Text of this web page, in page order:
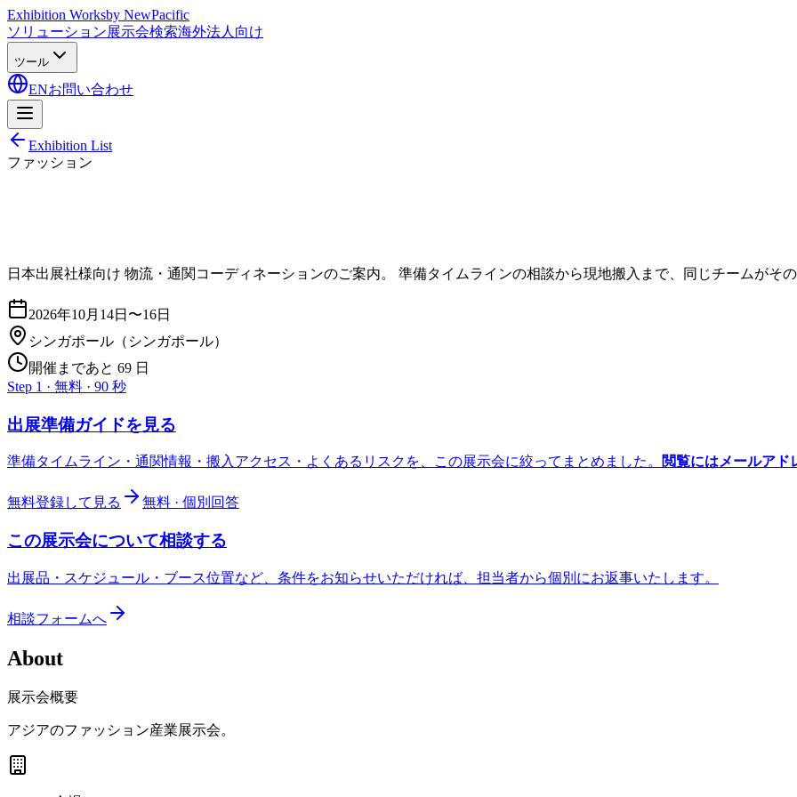
Exhibition Worksby NewPacific
ソリューション展示会検索海外法人向け
ツール
ENお問い合わせ
Exhibition List
ファッション
日本出展社様向け 物流・通関コーディネーションのご案内。 準備タイムラインの相談から現地搬入まで、同じチームがその
2026年10月14日〜16日
シンガポール （シンガポール）
開催まであと 69 日
Step 1 · 無料 · 90 秒
出展準備ガイドを見る
準備タイムライン・通関情報・搬入アクセス・よくあるリスクを、この展示会に絞ってまとめました。 閲覧にはメールアド
無料登録して見る 無料 · 個別回答
この展示会について相談する
出展品・スケジュール・ブース位置など、条件をお知らせいただければ、担当者から個別にお返事いたします。
相談フォームへ
About
展示会概要
アジアのファッション産業展示会。